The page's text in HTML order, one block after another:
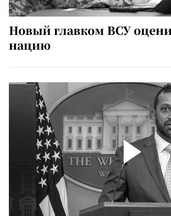
Новый главком ВСУ
нацию